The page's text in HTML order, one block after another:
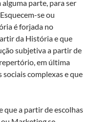
alguma parte, para ser
se ou
é forjada no
da História e que
subjetiva a partir de
em última
complexas e que
que a partir de escolhas